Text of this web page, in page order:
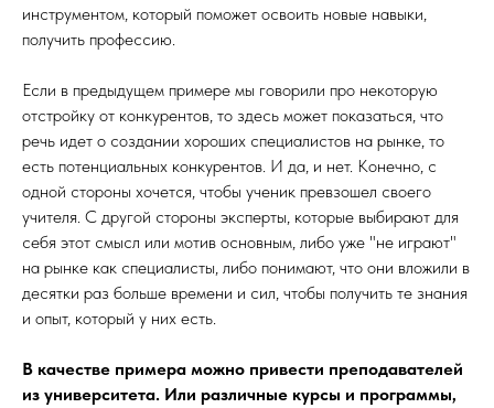
инструментом, который поможет освоить новые навыки,
получить профессию.
Если в предыдущем примере мы говорили про некоторую
отстройку от конкурентов, то здесь может показаться, что
речь идет о создании хороших специалистов на рынке, то
есть потенциальных конкурентов. И да, и нет. Конечно, с
одной стороны хочется, чтобы ученик превзошел своего
учителя. С другой стороны эксперты, которые выбирают для
себя этот смысл или мотив основным, либо уже "не играют"
на рынке как специалисты, либо понимают, что они вложили в
десятки раз больше времени и сил, чтобы получить те знания
и опыт, который у них есть.
В качестве примера можно привести преподавателей
из университета. Или различные курсы и программы,